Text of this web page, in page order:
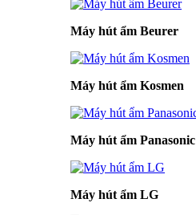
Máy hút ẩm Beurer
Máy hút ẩm Kosmen
Máy hút ẩm Panasonic
Máy hút ẩm LG